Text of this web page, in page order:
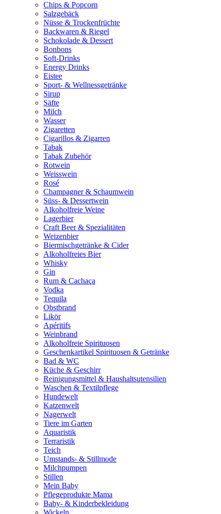
Chips & Popcorn
Salzgebäck
Nüsse & Trockenfrüchte
Backwaren & Riegel
Schokolade & Dessert
Bonbons
Soft-Drinks
Energy Drinks
Eistee
Sport- & Wellnessgetränke
Sirup
Säfte
Milch
Wasser
Zigaretten
Cigarillos & Zigarren
Tabak
Tabak Zubehör
Rotwein
Weisswein
Rosé
Champagner & Schaumwein
Süss- & Dessertwein
Alkoholfreie Weine
Lagerbier
Craft Beer & Spezialitäten
Weizenbier
Biermischgetränke & Cider
Alkoholfreies Bier
Whisky
Gin
Rum & Cachaça
Vodka
Tequila
Obstbrand
Likör
Apéritifs
Weinbrand
Alkoholfreie Spirituosen
Geschenkartikel Spirituosen & Getränke
Bad & WC
Küche & Geschirr
Reinigungsmittel & Haushaltsutensilien
Waschen & Textilpflege
Hundewelt
Katzenwelt
Nagerwelt
Tiere im Garten
Aquaristik
Terraristik
Teich
Umstands- & Stillmode
Milchpumpen
Stillen
Mein Baby
Pflegeprodukte Mama
Baby- & Kinderbekleidung
Wickeln